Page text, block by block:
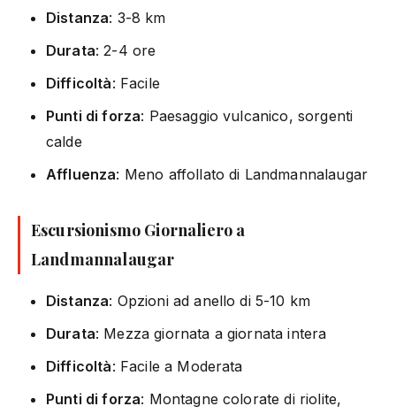
Distanza: 3-8 km
Durata: 2-4 ore
Difficoltà: Facile
Punti di forza: Paesaggio vulcanico, sorgenti
calde
Affluenza: Meno affollato di Landmannalaugar
Escursionismo Giornaliero a
Landmannalaugar
Distanza: Opzioni ad anello di 5-10 km
Durata: Mezza giornata a giornata intera
Difficoltà: Facile a Moderata
Punti di forza: Montagne colorate di riolite,